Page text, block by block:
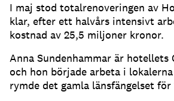
I maj stod totalrenoveringen av
klar, efter ett halvårs intensivt
kostnad av 25,5 miljoner kronor.
Anna Sundenhammar är hotellets
och hon började arbeta i
rymde det gamla länsfängelset för